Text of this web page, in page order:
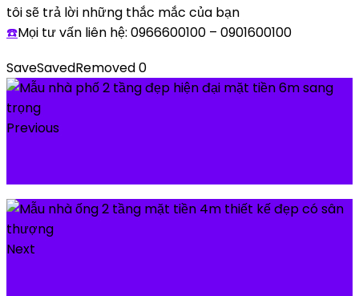
tôi sẽ trả lời những thắc mắc của bạn
☎️Mọi tư vấn liên hệ: 0966600100 – 0901600100
SaveSavedRemoved0
Previous
Next